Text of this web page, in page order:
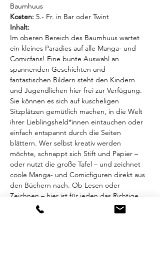
Baumhuus
Kosten: 5.- Fr. in Bar oder Twint
Inhalt:
Im oberen Bereich des Baumhuus wartet
ein kleines Paradies auf alle Manga- und
Comicfans! Eine bunte Auswahl an
spannenden Geschichten und
fantastischen Bildern steht den Kindern
und Jugendlichen hier frei zur Verfügung.
Sie können es sich auf kuscheligen
Sitzplätzen gemütlich machen, in die Welt
ihrer Lieblingsheld*innen eintauchen oder
einfach entspannt durch die Seiten
blättern. Wer selbst kreativ werden
möchte, schnappt sich Stift und Papier –
oder nutzt die große Tafel – und zeichnet
coole Manga- und Comicfiguren direkt aus
den Büchern nach. Ob Lesen oder
Zeichnen – hier ist für jeden das Richtige